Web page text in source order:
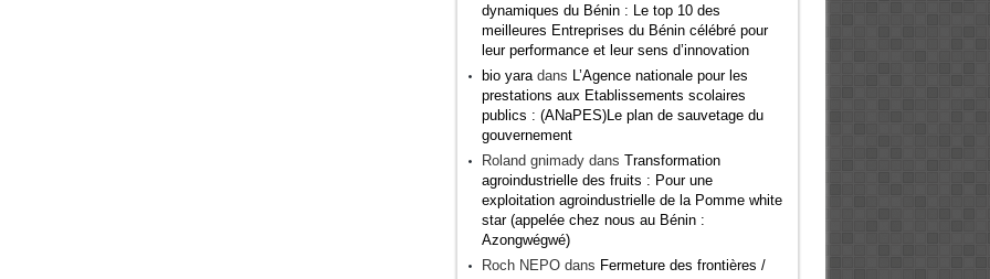
dynamiques du Bénin : Le top 10 des
meilleures Entreprises du Bénin célébré pour
leur performance et leur sens d’innovation
bio yaradans L’Agence nationale pour les
prestations aux Etablissements scolaires
publics : (ANaPES)Le plan de sauvetage du
gouvernement
Roland gnimadydans Transformation
agroindustrielle des fruits : Pour une
exploitation agroindustrielle de la Pomme white
star (appelée chez nous au Bénin :
Azongwégwé)
Roch NEPOdans Fermeture des frontières /